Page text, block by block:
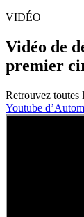
VIDÉO
Vidéo de
premier
Retrouvez toutes
Youtube